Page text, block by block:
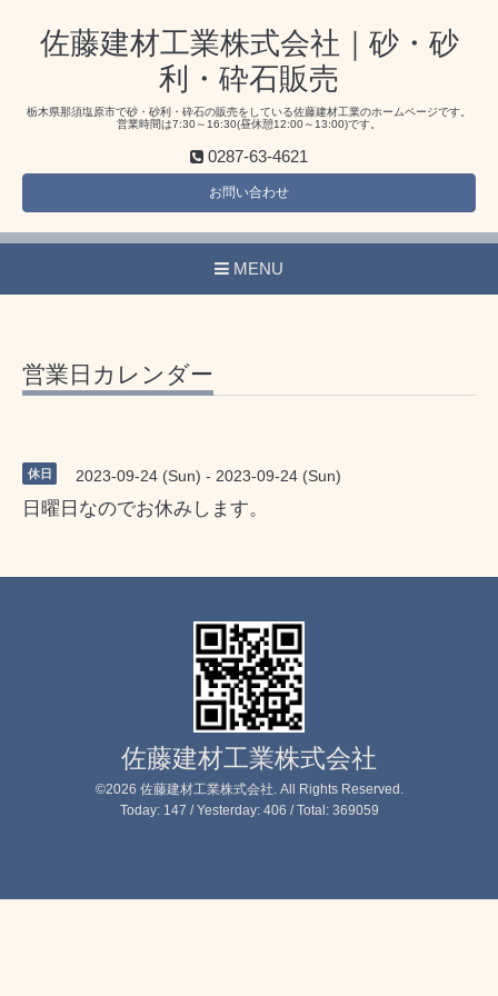
佐藤建材工業株式会社｜砂・砂
利・砕石販売
栃木県那須塩原市で砂・砂利・砕石の販売をしている佐藤建材工業のホームページです。
営業時間は7:30～16:30(昼休憩12:00～13:00)です。
0287-63-4621
お問い合わせ
MENU
営業日カレンダー
休日 2023-09-24 (Sun) - 2023-09-24 (Sun)
日曜日なのでお休みします。
佐藤建材工業株式会社
©2026 佐藤建材工業株式会社 . All Rights Reserved.
Today: 147 / Yesterday: 406 / Total: 369059